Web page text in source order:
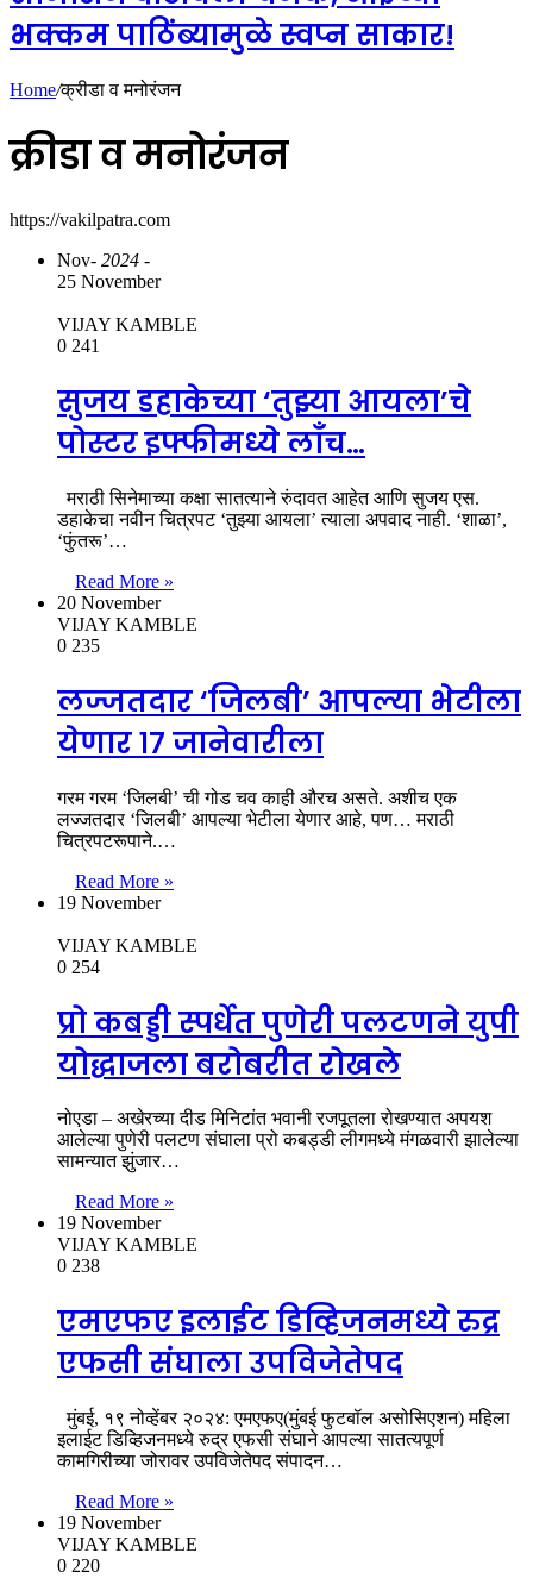
भक्कम पाठिंब्यामुळे स्वप्न साकार!
Home/क्रीडा व मनोरंजन
क्रीडा व मनोरंजन
https://vakilpatra.com
Nov- 2024 -
25 November
VIJAY KAMBLE
0 241
सुजय डहाकेच्या ‘तुझ्या आयला’चे
पोस्टर इफ्फीमध्ये लाँच…
मराठी सिनेमाच्या कक्षा सातत्याने रुंदावत आहेत आणि सुजय एस.
डहाकेचा नवीन चित्रपट ‘तुझ्या आयला’ त्याला अपवाद नाही. ‘शाळा’,
‘फुंतरू’…
Read More »
20 November
VIJAY KAMBLE
0 235
लज्जतदार ‘जिलबी’ आपल्या भेटीला
येणार १७ जानेवारीला
गरम गरम ‘जिलबी’ ची गोड चव काही औरच असते. अशीच एक
लज्जतदार ‘जिलबी’ आपल्या भेटीला येणार आहे, पण… मराठी
चित्रपटरूपाने.…
Read More »
19 November
VIJAY KAMBLE
0 254
प्रो कबड्डी स्पर्धेत पुणेरी पलटणने युपी
योद्धाजला बरोबरीत रोखले
नोएडा – अखेरच्या दीड मिनिटांत भवानी रजपूतला रोखण्यात अपयश
आलेल्या पुणेरी पलटण संघाला प्रो कबड्डी लीगमध्ये मंगळवारी झालेल्या
सामन्यात झुंजार…
Read More »
19 November
VIJAY KAMBLE
0 238
एमएफए इलाईट डिव्हिजनमध्ये रुद्र
एफसी संघाला उपविजेतेपद
मुंबई, १९ नोव्हेंबर २०२४: एमएफए(मुंबई फुटबॉल असोसिएशन) महिला
इलाईट डिव्हिजनमध्ये रुद्र एफसी संघाने आपल्या सातत्यपूर्ण
कामगिरीच्या जोरावर उपविजेतेपद संपादन…
Read More »
19 November
VIJAY KAMBLE
0 220